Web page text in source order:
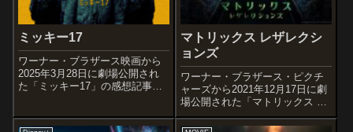
ミッキー17
ワーナー・ブラザース映画から
2025年3月28日に劇場公開され
た「ミッキー17」の感想記事で
を原作とした作品。オススメ度
マトリックス レザレクシ
ョンズ
ワーナー・ブラザース・ピクチ
ャーズから2021年12月17日に劇
場公開された「マトリックス レ
ザレクションズ」の感想記事で
す。『マトリックス』シリーズ